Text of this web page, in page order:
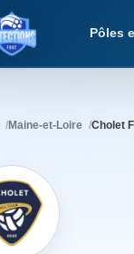
Détections Foot
Pôles
Maine-et-Loire Cholet